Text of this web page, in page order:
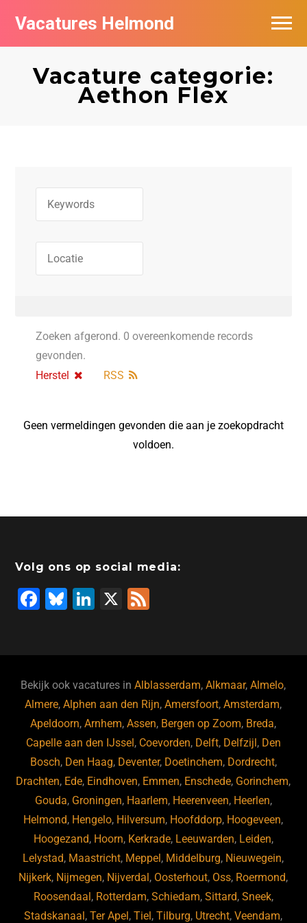
Vacatures Helmond
Vacature categorie:
Aethon Flex
Zoeken afgerond. 0 overeenkomende records
gevonden.
Herstel
RSS
Geen vermeldingen gevonden die aan je zoekopdracht
voldoen.
Volg ons op social media:
F
b
o
o
k
Bl
ky
Li
dI
n
X
Bekijk ook vacatures inAlblasserdam,Alkmaar,Almelo,
Almere,Alphen aan den Rijn,Amersfoort,Amsterdam,
Apeldoorn,Arnhem,Assen, Bergen op Zoom, Breda,
Capelle aan den IJssel , Coevorden, Delft, Delfzijl , Den
Bosch, Den Haag, Deventer, Doetinchem, Dordrecht,
Drachten, Ede, Eindhoven, Emmen, Enschede, Gorinchem,
Gouda, Groningen, Haarlem, Heerenveen, Heerlen,
Helmond, Hengelo, Hilversum, Hoofddorp, Hoogeveen,
Hoogezand, Hoorn, Kerkrade, Leeuwarden, Leiden,
Lelystad, Maastricht, Meppel , Middelburg, Nieuwegein,
Nijkerk, Nijmegen, Nijverdal , Oosterhout, Oss, Roermond,
Roosendaal , Rotterdam, Schiedam, Sittard, Sneek,
Stadskanaal ,Ter Apel ,Tiel ,Tilburg, Utrecht,Veendam,
Vacatures bij bedrijven in Helmond
De populairste vacatures in Helmond